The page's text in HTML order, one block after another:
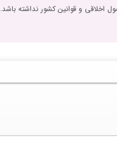
اخلاقی و قوانین کشور نداشته باشد.